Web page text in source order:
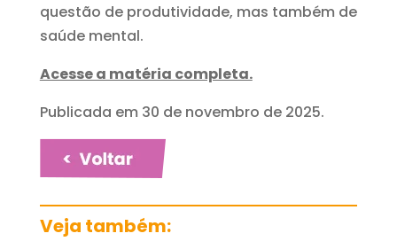
questão de produtividade, mas também de
saúde mental.
Acesse a matéria completa.
Publicada em 30 de novembro de 2025.
Veja também: